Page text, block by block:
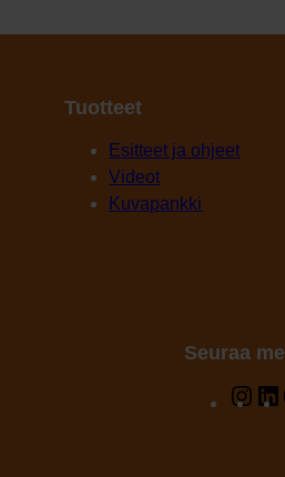
Tuotteet
Esitteet ja ohjeet
Videot
Kuvapankki
Seuraa